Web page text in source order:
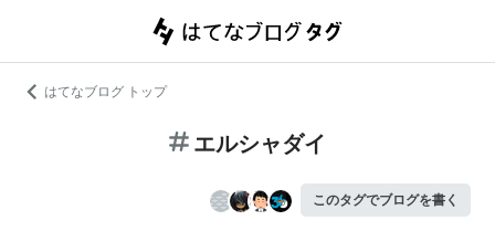
はてなブログ トップ
エルシャダイ
このタグでブログを書く